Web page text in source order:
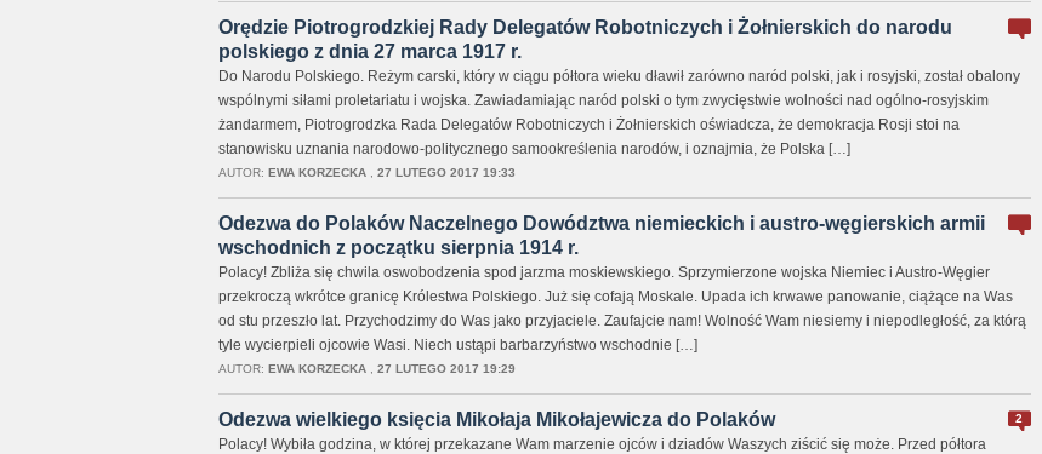
Orędzie Piotrogrodzkiej Rady Delegatów Robotniczych i Żołnierskich do narodu
polskiego z dnia 27 marca 1917 r.
Do Narodu Polskiego. Reżym carski, który w ciągu półtora wieku dławił zarówno naród polski, jak i rosyjski, został obalony
wspólnymi siłami proletariatu i wojska. Zawiadamiając naród polski o tym zwycięstwie wolności nad ogólno-rosyjskim
żandarmem, Piotrogrodzka Rada Delegatów Robotniczych i Żołnierskich oświadcza, że demokracja Rosji stoi na
stanowisku uznania narodowo-politycznego samookreślenia narodów, i oznajmia, że Polska […]
AUTOR: EWA KORZECKA, 27 LUTEGO 2017 19:33
Odezwa do Polaków Naczelnego Dowództwa niemieckich i austro-węgierskich armii
wschodnich z początku sierpnia 1914 r.
Polacy! Zbliża się chwila oswobodzenia spod jarzma moskiewskiego. Sprzymierzone wojska Niemiec i Austro-Węgier
przekroczą wkrótce granicę Królestwa Polskiego. Już się cofają Moskale. Upada ich krwawe panowanie, ciążące na Was
od stu przeszło lat. Przychodzimy do Was jako przyjaciele. Zaufajcie nam! Wolność Wam niesiemy i niepodległość, za którą
tyle wycierpieli ojcowie Wasi. Niech ustąpi barbarzyństwo wschodnie […]
AUTOR: EWA KORZECKA, 27 LUTEGO 2017 19:29
2
Odezwa wielkiego księcia Mikołaja Mikołajewicza do Polaków
Polacy! Wybiła godzina, w której przekazane Wam marzenie ojców i dziadów Waszych ziścić się może. Przed półtora